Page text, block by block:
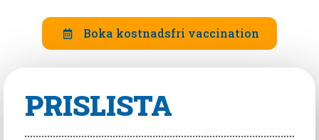
Boka kostnadsfri vaccination
PRISLISTA